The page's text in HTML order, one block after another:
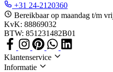
+31 24-2120360
Bereikbaar op maandag t/m
KvK: 88869032
BTW: 851231482B01
Klantenservice
Informatie